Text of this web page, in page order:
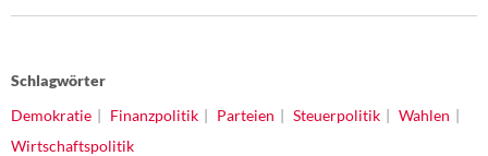
Schlagwörter
Demokratie
Finanzpolitik Parteien Steuerpolitik
Wahlen
Wirtschaftspolitik